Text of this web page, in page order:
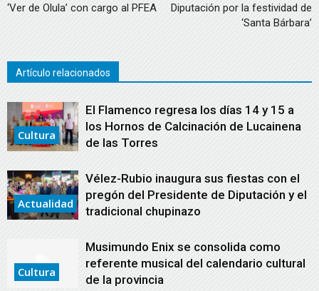
‘Ver de Olula’ con cargo al PFEA
Diputación por la festividad de
‘Santa Bárbara’
Artículo relacionados
Cultura
El Flamenco regresa los días 14 y 15 a
los Hornos de Calcinación de Lucainena
de las Torres
Actualidad
Vélez-Rubio inaugura sus fiestas con el
pregón del Presidente de Diputación y el
tradicional chupinazo
Cultura
Musimundo Enix se consolida como
referente musical del calendario cultural
de la provincia